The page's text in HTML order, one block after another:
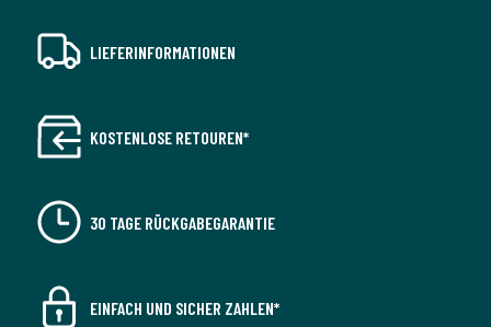
LIEFERINFORMATIONEN
KOSTENLOSE RETOUREN*
30 TAGE RÜCKGABEGARANTIE
EINFACH UND SICHER ZAHLEN*